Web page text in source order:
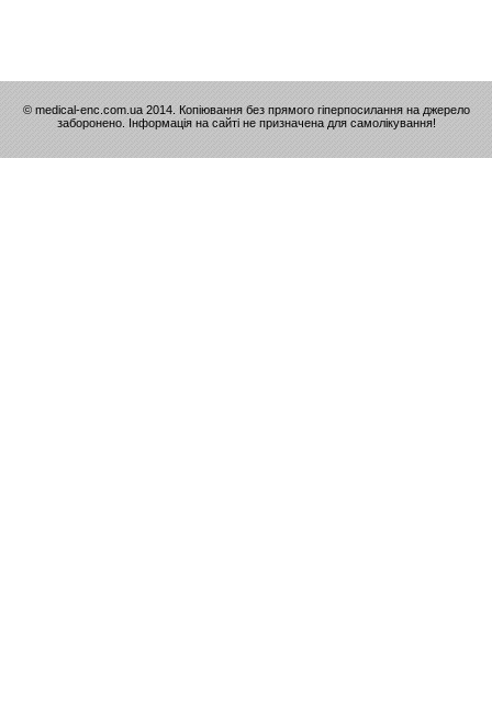
© medical-enc.com.ua 2014. Копіювання без прямого гіперпосилання на джерело
заборонено. Інформація на сайті не призначена для самолікування!